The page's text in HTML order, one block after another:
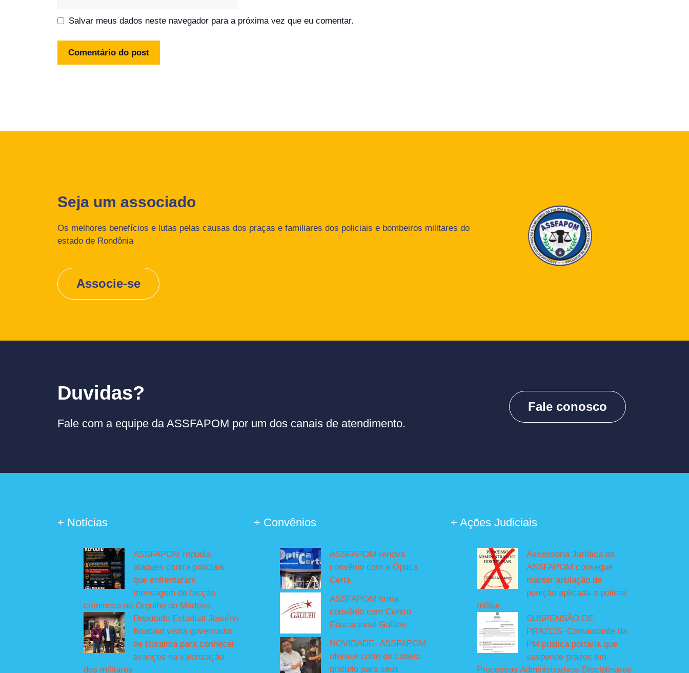
Salvar meus dados neste navegador para a próxima vez que eu comentar.
Seja um associado
Os melhores benefícios e lutas pelas causas dos praças e familiares dos policiais e bombeiros militares do
estado de Rondônia
Associe-se
Duvidas?
Fale com a equipe da ASSFAPOM por um dos canais de atendimento.
Fale conosco
+ Notícias
ASSFAPOM repudia
ataques contra policiais
que enfrentaram
mensagem de facção
criminosa no Orgulho do Madeira
Deputado Estadual Jesuíno
Boabaid visita governador
de Roraima para conhecer
avanços na valorização
dos militares
+ Convênios
ASSFAPOM renova
convênio com a Óptica
Certa
ASSFAPOM firma
convênio com Centro
Educacional Galileu
NOVIDADE- ASSFAPOM
oferece corte de cabelo
gratuito para seus
+ Ações Judiciais
Assessoria Jurídica da
ASSFAPOM consegue
manter anulação de
punição aplicada a policial
militar
SUSPENSÃO DE
PRAZOS- Comandante da
PM publica portaria que
suspende prazos em
Processos Administrativos Disciplinares